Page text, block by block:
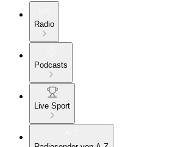
Radio
Podcasts
Live Sport